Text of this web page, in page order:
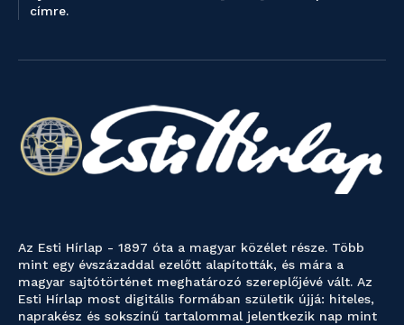
címre.
Az Esti Hírlap - 1897 óta a magyar közélet része. Több
mint egy évszázaddal ezelőtt alapították, és mára a
magyar sajtótörténet meghatározó szereplőjévé vált. Az
Esti Hírlap most digitális formában születik újjá: hiteles,
naprakész és sokszínű tartalommal jelentkezik nap mint